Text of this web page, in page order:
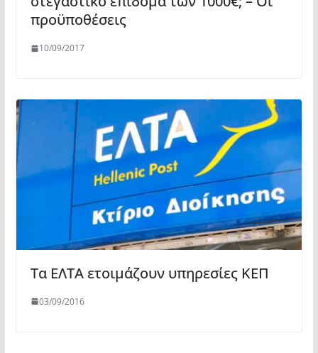
προϋποθέσεις
10/09/2017
Τα ΕΛΤΑ ετοιμάζουν υπηρεσίες ΚΕΠ
03/09/2016